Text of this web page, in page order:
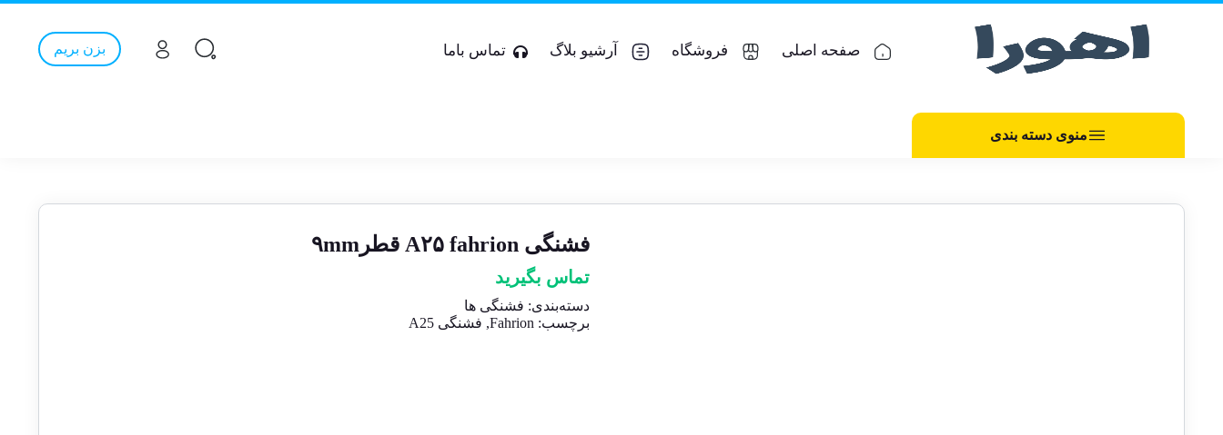
صفحه اصلی فروشگاه آرشیو بلاگ تماس باما بزن بریم
منوی دسته بندی
فشنگی A۲۵ fahrion قطر۹mm
تماس بگیرید
دسته‌بندی: فشنگی ها
برچسب: Fahrion
, فشنگی A25